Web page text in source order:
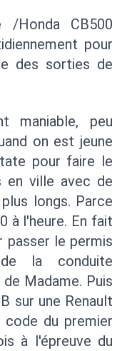
Honda CB500
pour
des sorties de
maniable, peu
on est jeune
pour faire le
ville avec de
longs. Parce
à l'heure. En fait
passer le permis
la conduite
Madame. Puis
sur une Renault
du premier
à l'épreuve du